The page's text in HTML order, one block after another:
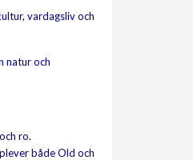
vardagsliv och
natur och
ro.
både Old och